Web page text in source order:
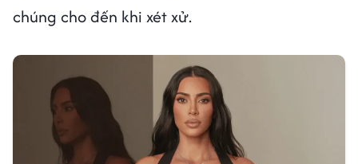
chúng cho đến khi xét xử.